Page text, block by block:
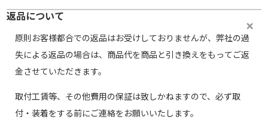
返品について
原則お客様都合での返品はお受けしておりませんが、弊社の過
失による返品の場合は、商品代を商品と引き換えをもってご返
金させていただきます。
取付工賃等、その他費用の保証は致しかねますので、必ず取
付・装着をする前にご連絡をお願いいたします。